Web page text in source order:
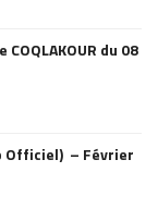
du 08
Officiel) – Février